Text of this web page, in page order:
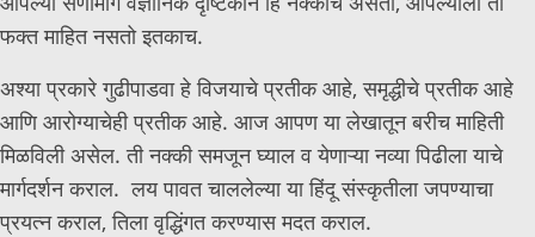
फक्त माहित नसतो इतकाच.
अश्या प्रकारे गुढीपाडवा हे विजयाचे प्रतीक आहे, समृद्धीचे प्रतीक आहे
आणि आरोग्याचेही प्रतीक आहे. आज आपण या लेखातून बरीच माहिती
मिळविली असेल. ती नक्की समजून घ्याल व येणाऱ्या नव्या पिढीला याचे
मार्गदर्शन कराल. लय पावत चाललेल्या या हिंदू संस्कृतीला जपण्याचा
प्रयत्न कराल, तिला वृद्धिंगत करण्यास मदत कराल.